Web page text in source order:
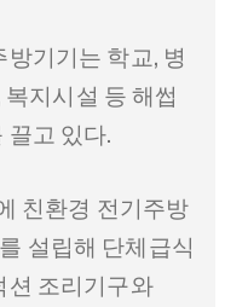
기기는 학교, 병
지시설 등 해썹
끌고 있다.
친환경 전기주방
설립해 단체급식
션 조리기구와